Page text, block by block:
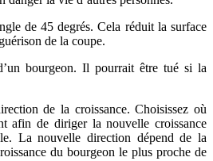
de 45 degrés. Cela réduit la surface
de la coupe.
bourgeon. Il pourrait être tué si la
de la croissance. Choisissez où
afin de diriger la nouvelle croissance
La nouvelle direction dépend de la
du bourgeon le plus proche de